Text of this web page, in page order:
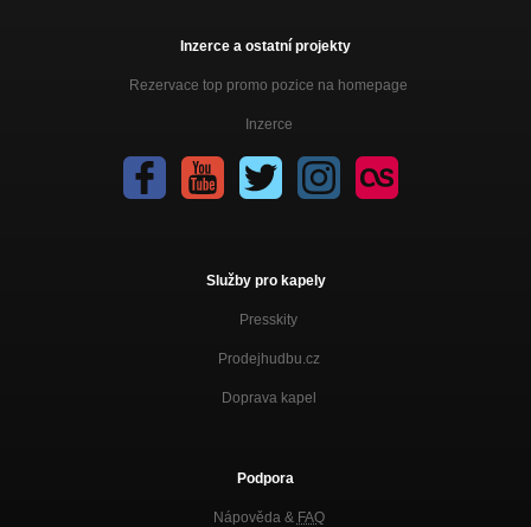
Inzerce a ostatní projekty
Rezervace top promo pozice na homepage
Inzerce
Služby pro kapely
Presskity
Prodejhudbu.cz
Doprava kapel
Podpora
Nápověda & FAQ